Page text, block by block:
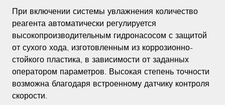
При включении системы увлажнения количество
реагента автоматически регулируется
высокопроизводительным гидронасосом с защитой
от сухого хода, изготовленным из коррозионно-
стойкого пластика, в зависимости от заданных
оператором параметров. Высокая степень точности
возможна благодаря встроенному датчику контроля
скорости.